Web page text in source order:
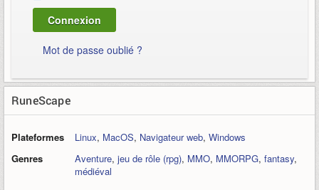
Mot de passe oublié ?
RuneScape
Plateformes Linux, MacOS, Navigateur web, Windows
Genres
Aventure, jeu de rôle (rpg), MMO, MMORPG, fantasy,
médiéval